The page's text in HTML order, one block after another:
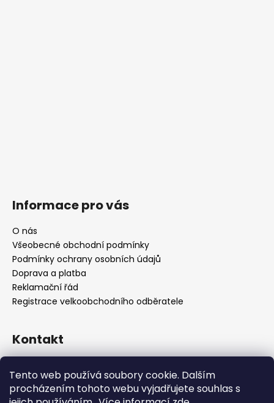
Tento web používá soubory cookie. Dalším
procházením tohoto webu vyjadřujete souhlas s
Informace pro vás
O nás
Všeobecné obchodní podmínky
Podmínky ochrany osobních údajů
Doprava a platba
Reklamační řád
Registrace velkoobchodního odběratele
Kontakt
+420222744000